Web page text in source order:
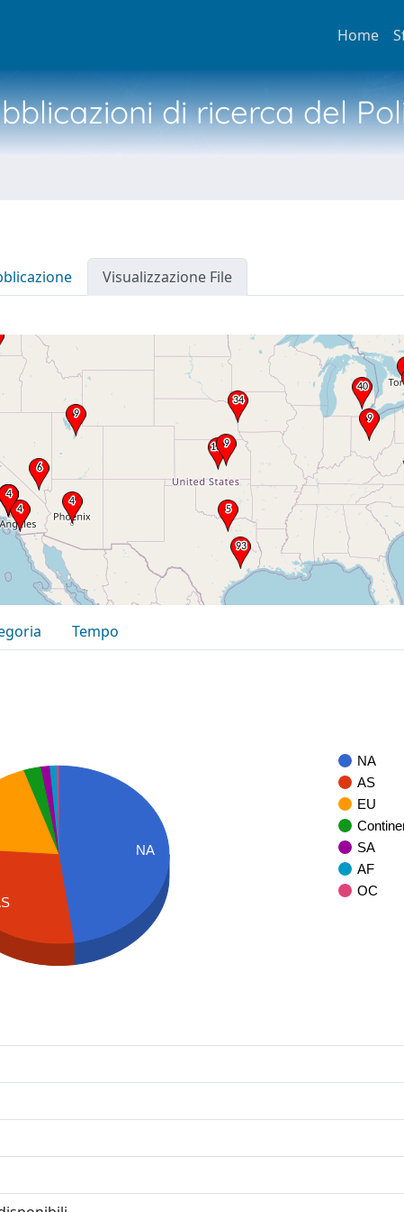
Home
di ricerca del
Visualizzazione File
Tempo
NA
AS
EU
SA
AF
OC
NA